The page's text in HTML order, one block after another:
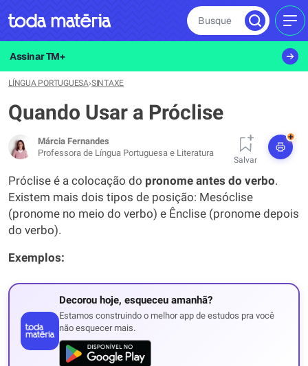
Busque
Assinar TM+
LÍNGUA PORTUGUESA›SINTAXE
Quando Usar a Próclise
Márcia Fernandes
Professora de Língua Portuguesa e Literatura
Salvar
+
Próclise é a colocação do pronome antes do verbo.
Existem mais dois tipos de posição: Mesóclise
(pronome no meio do verbo) e Ênclise (pronome depois
do verbo).
Exemplos:
Decorou hoje, esqueceu amanhã?
Estamos construindo o melhor app de estudos pra você
não esquecer mais.